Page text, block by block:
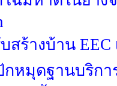
ร้างบ้าน EEC
กหมุดฐานบริก